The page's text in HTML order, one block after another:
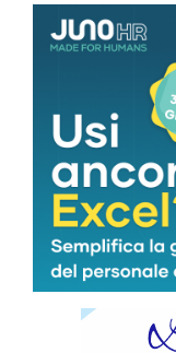
45 %
DOM
35°
LUN
34°